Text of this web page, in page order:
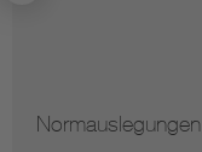
Normauslegungen